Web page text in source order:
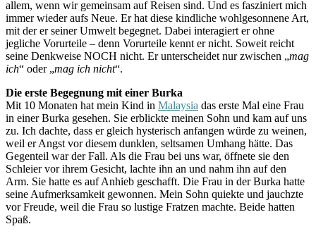
allem, wenn wir gemeinsam auf Reisen sind. Und es fasziniert mich
immer wieder aufs Neue. Er hat diese kindliche wohlgesonnene Art,
mit der er seiner Umwelt begegnet. Dabei interagiert er ohne
jegliche Vorurteile – denn Vorurteile kennt er nicht. Soweit reicht
seine Denkweise NOCH nicht. Er unterscheidet nur zwischen „mag
ich“ oder „mag ich nicht“.
Die erste Begegnung mit einer Burka
Mit 10 Monaten hat mein Kind in Malaysia das erste Mal eine Frau
in einer Burka gesehen. Sie erblickte meinen Sohn und kam auf uns
zu. Ich dachte, dass er gleich hysterisch anfangen würde zu weinen,
weil er Angst vor diesem dunklen, seltsamen Umhang hätte. Das
Gegenteil war der Fall. Als die Frau bei uns war, öffnete sie den
Schleier vor ihrem Gesicht, lachte ihn an und nahm ihn auf den
Arm. Sie hatte es auf Anhieb geschafft. Die Frau in der Burka hatte
seine Aufmerksamkeit gewonnen. Mein Sohn quiekte und jauchzte
vor Freude, weil die Frau so lustige Fratzen machte. Beide hatten
Spaß.